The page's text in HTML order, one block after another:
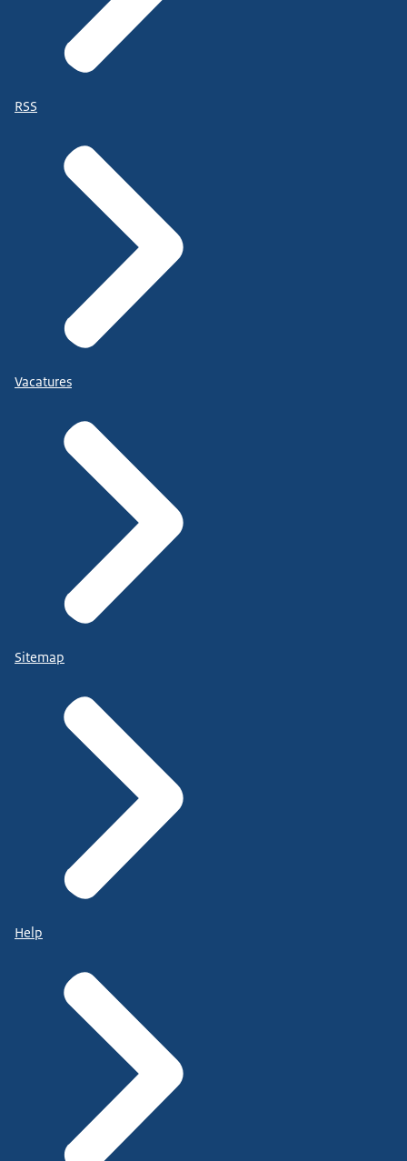
RSS
Vacatures
Sitemap
Help